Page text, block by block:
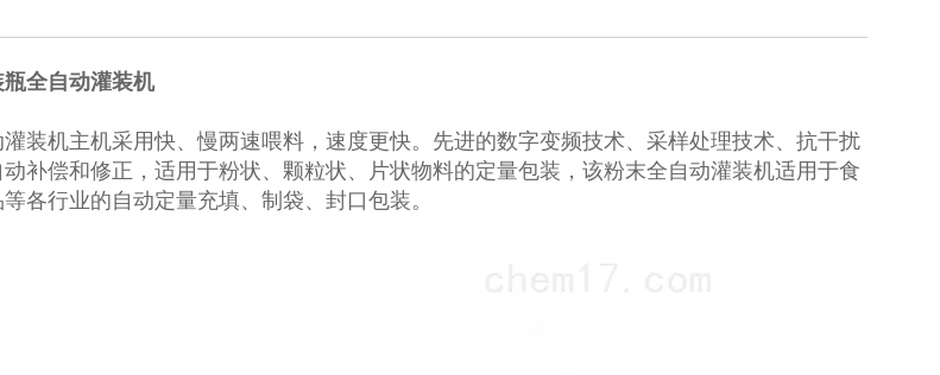
全自动灌装机
装机主机采用快、慢两速喂料，速度更快。先进的数字变频技术、采样处理技术、抗干扰
补偿和修正，适用于粉状、颗粒状、片状物料的定量包装，该粉末全自动灌装机适用于食
各行业的自动定量充填、制袋、封口包装。